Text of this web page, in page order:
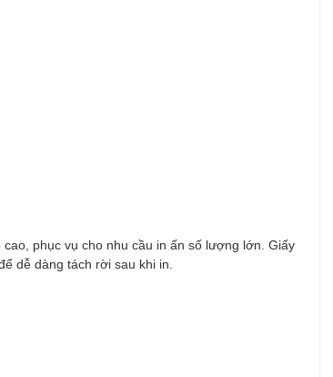
phục vụ cho nhu cầu in ấn số lượng lớn. Giấy
dễ dàng tách rời sau khi in.